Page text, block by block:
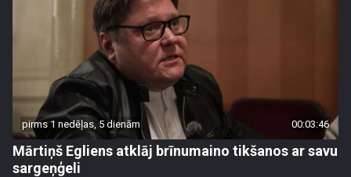
pirms 1 nedēļas, 5 dienām 00:03:46
Mārtiņš Egliens atklāj brīnumaino tikšanos ar savu
sargeņģeli